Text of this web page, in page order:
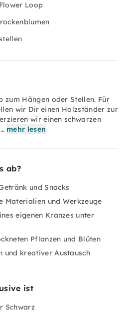
Loop
zum Hängen oder Stellen. Für
wir Dir einen Holzständer zur
wir einen schwarzen
mehr lesen
ab?
und Snacks
Materialien und Werkzeuge
eigenen Kranzes unter
Pflanzen und Blüten
und kreativer Austausch
ist
Schwarz